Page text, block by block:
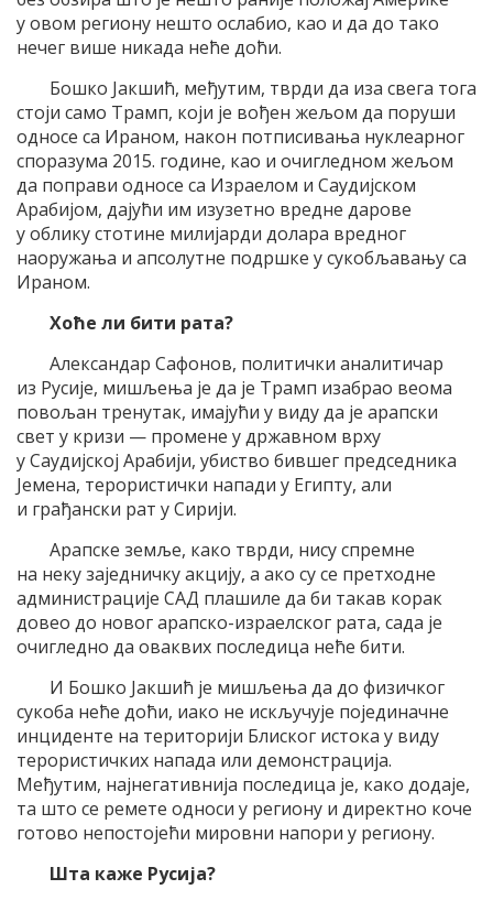
у овом региону нешто ослабио, као и да до тако
нечег више никада неће доћи.
Бошко Јакшић, међутим, тврди да иза свега тога
стоји само Трамп, који је вођен жељом да поруши
односе са Ираном, након потписивања нуклеарног
споразума 2015. године, као и очигледном жељом
да поправи односе са Израелом и Саудијском
Арабијом, дајући им изузетно вредне дарове
у облику стотине милијарди долара вредног
наоружања и апсолутне подршке у сукобљавању са
Ираном.
Хоће ли бити рата?
Александар Сафонов, политички аналитичар
из Русије, мишљења је да је Трамп изабрао веома
повољан тренутак, имајући у виду да је арапски
свет у кризи — промене у државном врху
у Саудијској Арабији, убиство бившег председника
Јемена, терористички напади у Египту, али
и грађански рат у Сирији.
Арапске земље, како тврди, нису спремне
на неку заједничку акцију, а ако су се претходне
администрације САД плашиле да би такав корак
довео до новог арапско-израелског рата, сада је
очигледно да оваквих последица неће бити.
И Бошко Јакшић је мишљења да до физичког
сукоба неће доћи, иако не искључује појединачне
инциденте на територији Блиског истока у виду
терористичких напада или демонстрација.
Међутим, најнегативнија последица је, како додаје,
та што се ремете односи у региону и директно коче
готово непостојећи мировни напори у региону.
Шта каже Русија?